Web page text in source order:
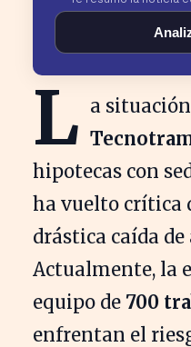
L a
hipotecas con
ha vuelto crítica
drástica caída
Actualmente, la
equipo de 700
enfrentan el